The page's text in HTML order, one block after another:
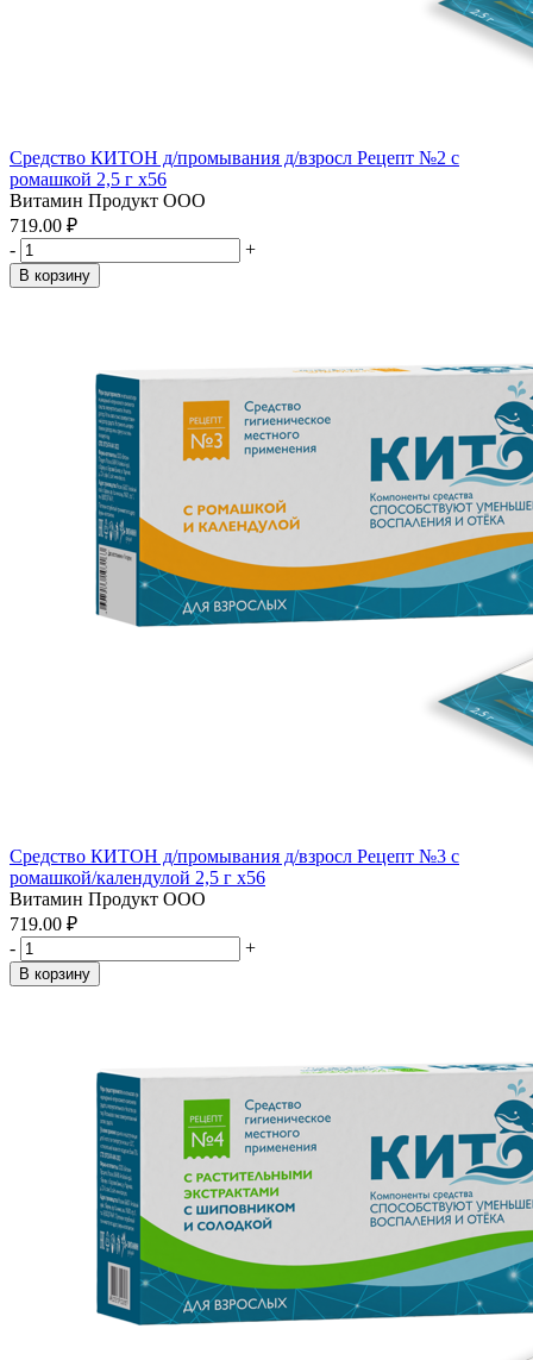
Средство КИТОН д/промывания д/взросл Рецепт №2 с
ромашкой 2,5 г x56
Витамин Продукт ООО
719.00 ₽
-
+
В корзину
Средство КИТОН д/промывания д/взросл Рецепт №3 с
ромашкой/календулой 2,5 г x56
Витамин Продукт ООО
719.00 ₽
-
+
В корзину